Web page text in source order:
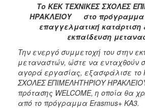
2017
2016
2012
2011
Το ΚΕΚ ΤΕΧΝΙΚΕΣ ΣΧΟΛΕΣ
ΗΡΑΚΛΕΙΟΥ στο πρόγραμμα
επαγγελματική κατάρτιση
εκπαίδευση
Την ενεργό συμμετοχή του στην
μεταναστών, ώστε να ενταχθούν
αγορά εργασίας, εξασφάλισε το
ΣΧΟΛΕΣ ΕΠΙΜΕΛΗΤΗΡΙΟΥ
πρότασης WELCOME, η οποία θα
από το πρόγραμμα Erasmus+ KA3.